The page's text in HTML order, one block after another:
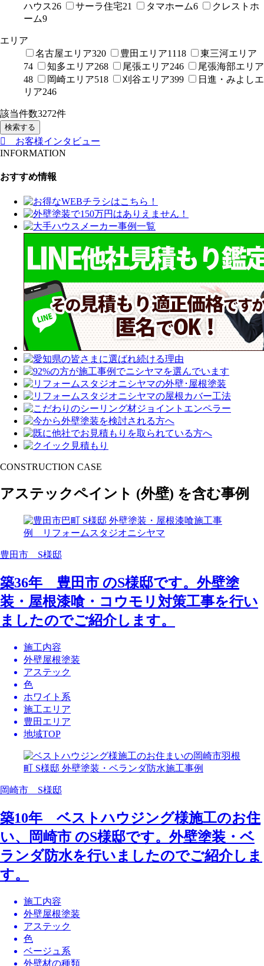
ハウス26 サーラ住宅21 タマホーム6
クレストホ
ーム9
エリア
名古屋エリア320 豊田エリア1118
東三河エリア
74
知多エリア268 尾張エリア246
尾張海部エリア
48
岡崎エリア518 刈谷エリア399
日進・みよしエ
リア246
該当件数3272件
検索する
お客様インタビュー
INFORMATION
おすすめ情報
CONSTRUCTION CASE
アステックペイント (外壁) を含む事例
豊田市 S様邸
築36年 豊田市 のS様邸です。外壁塗
装・屋根漆喰・コウモリ対策工事を行い
ましたのでご紹介します。
施工内容
外壁屋根塗装
アステック
色
ホワイト系
施工エリア
豊田エリア
地域TOP
岡崎市 S様邸
築10年 ベストハウジング様施工のお住
い、岡崎市 のS様邸です。外壁塗装・ベ
ランダ防水を行いましたのでご紹介しま
す。
施工内容
外壁屋根塗装
アステック
色
ベージュ系
外壁材の種類